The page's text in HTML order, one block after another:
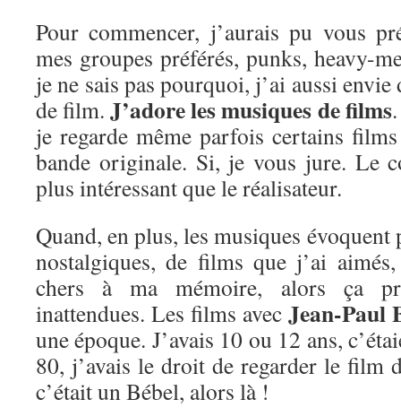
Pour commencer, j’aurais pu vous
mes groupes préférés, punks, heavy-
je ne sais pas pourquoi, j’ai aussi
de film.J’adore les musiques de films
je regarde même parfois certains
bande originale. Si, je vous jure. Le
plus intéressant que le réalisateur.
Quand, en plus, les musiques
nostalgiques, de films que j’ai
chers à ma mémoire, alors ça
inattendues. Les films avec Jean-Paul
une époque. J’avais 10 ou 12 ans,
80, j’avais le droit de regarder le film
c’était un Bébel, alors là !